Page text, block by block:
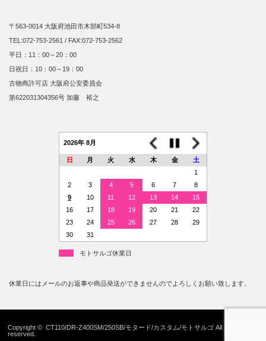
〒563-0014 大阪府池田市木部町534-8
TEL:072-753-2561 / FAX:072-753-2562
平日：11：00～20：00
日祝日：10：00～19：00
古物商許可店 大阪府公安委員会
第622031304356号 加藤 裕之
2026年 8月
日 月 火 水 木 金
土
1
2
3 4 5 6 7
8
9
10 11 12 13 14
15
16
17 18 19 20 21
22
23
24 25 26 27 28
29
30
31
モトサルゴ休業日
休業日にはメールのお返事や商品発送ができませんのでよろしくお願い致します。
Copyright ©CT110/DR-Z400SM/250SB/モタード/カスタム/モトサルゴ All rights
reserved.